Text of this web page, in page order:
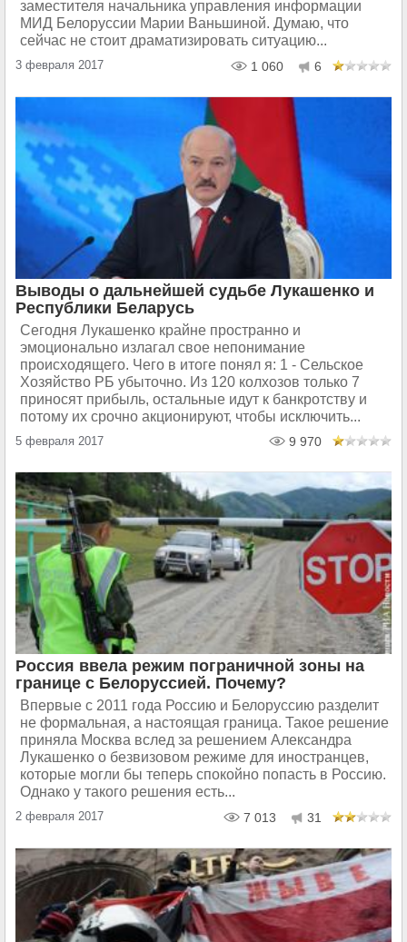
заместителя начальника управления информации
МИД Белоруссии Марии Ваньшиной. Думаю, что
сейчас не стоит драматизировать ситуацию...
3 февраля 2017 1 060 6
Выводы о дальнейшей судьбе Лукашенко и
Республики Беларусь
Сегодня Лукашенко крайне пространно и
эмоционально излагал свое непонимание
происходящего. Чего в итоге понял я: 1 - Сельское
Хозяйство РБ убыточно. Из 120 колхозов только 7
приносят прибыль, остальные идут к банкротству и
потому их срочно акционируют, чтобы исключить...
5 февраля 2017 9 970
Россия ввела режим пограничной зоны на
границе с Белоруссией. Почему?
Впервые с 2011 года Россию и Белоруссию разделит
не формальная, а настоящая граница. Такое решение
приняла Москва вслед за решением Александра
Лукашенко о безвизовом режиме для иностранцев,
которые могли бы теперь спокойно попасть в Россию.
Однако у такого решения есть...
2 февраля 2017 7 013 31